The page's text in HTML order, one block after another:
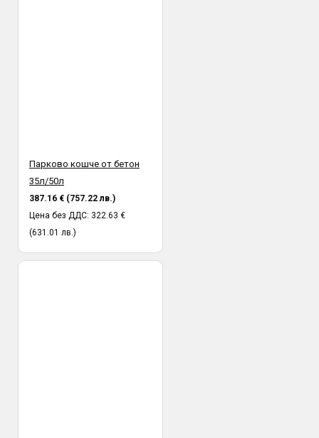
Парково кошче от бетон
35л/50л
387.16 € (757.22 лв.)
Цена без ДДС: 322.63 €
(631.01 лв.)